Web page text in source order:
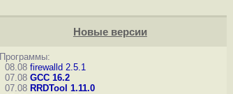
Новые версии
Программы:
08.08 firewalld 2.5.1
07.08 GCC 16.2
07.08 RRDTool 1.11.0